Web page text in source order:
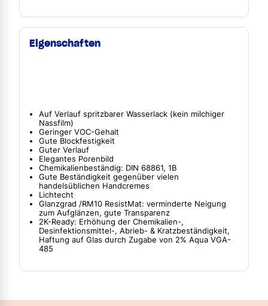
Eigenschaften
Auf Verlauf spritzbarer Wasserlack (kein milchiger
Nassfilm)
Geringer VOC-Gehalt
Gute Blockfestigkeit
Guter Verlauf
Elegantes Porenbild
Chemikalienbeständig: DIN 68861, 1B
Gute Beständigkeit gegenüber vielen
handelsüblichen Handcremes
Lichtecht
Glanzgrad /RM10 ResistMat: verminderte Neigung
zum Aufglänzen, gute Transparenz
2K-Ready: Erhöhung der Chemikalien-,
Desinfektionsmittel-, Abrieb- & Kratzbeständigkeit,
Haftung auf Glas durch Zugabe von 2% Aqua VGA-
485